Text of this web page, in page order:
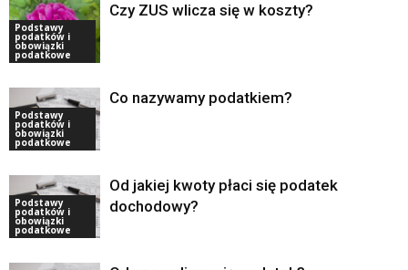
Podstawy
podatków i
obowiązki
podatkowe
Czy ZUS wlicza się w koszty?
Podstawy
podatków i
obowiązki
podatkowe
Co nazywamy podatkiem?
Podstawy
podatków i
obowiązki
podatkowe
Od jakiej kwoty płaci się podatek
dochodowy?